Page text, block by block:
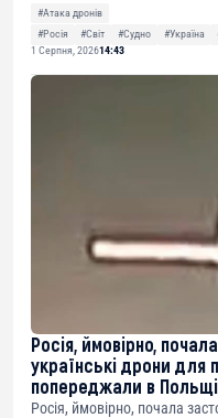
#Атака дронів
#Росія
#Світ #Судно #Україна
1 Серпня, 202614:43
Росія, ймовірно,
українські дрони для
попереджали в Польщі
Росія, ймовірно, почала